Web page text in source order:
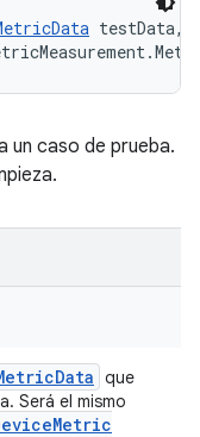
testData,
un caso de prueba.
Data que
Será el mismo
Metric